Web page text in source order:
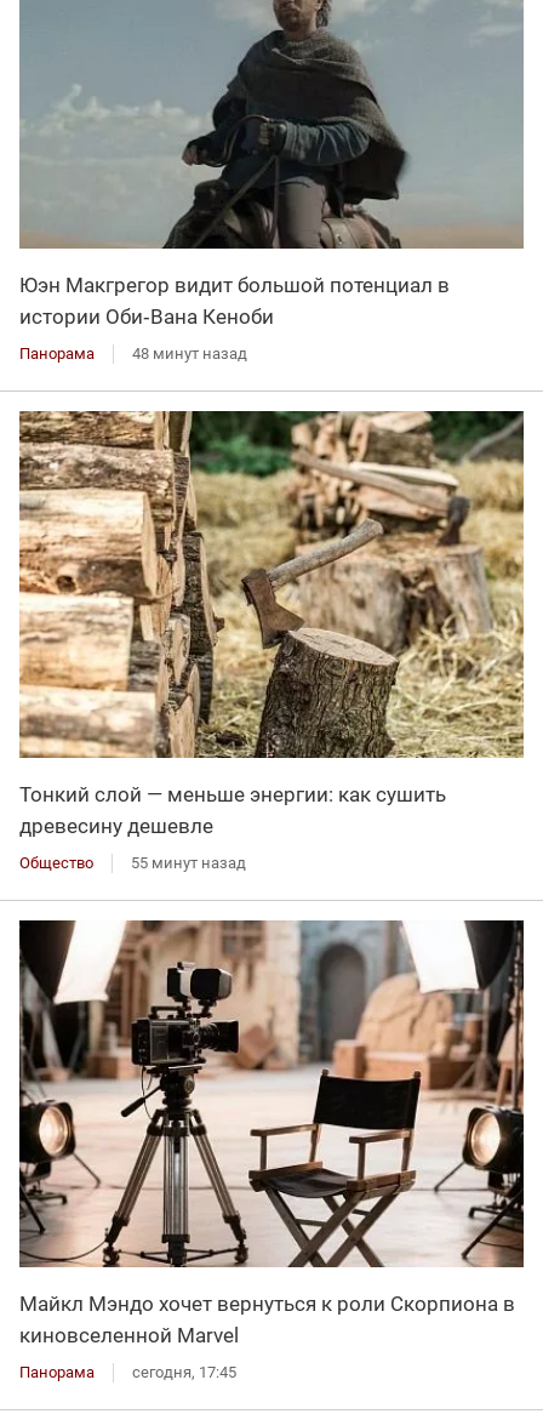
Юэн Макгрегор видит большой потенциал в
истории Оби‑Вана Кеноби
Панорама 48 минут назад
Тонкий слой — меньше энергии: как сушить
древесину дешевле
Общество 55 минут назад
Майкл Мэндо хочет вернуться к роли Скорпиона в
киновселенной Marvel
Панорама сегодня, 17:45